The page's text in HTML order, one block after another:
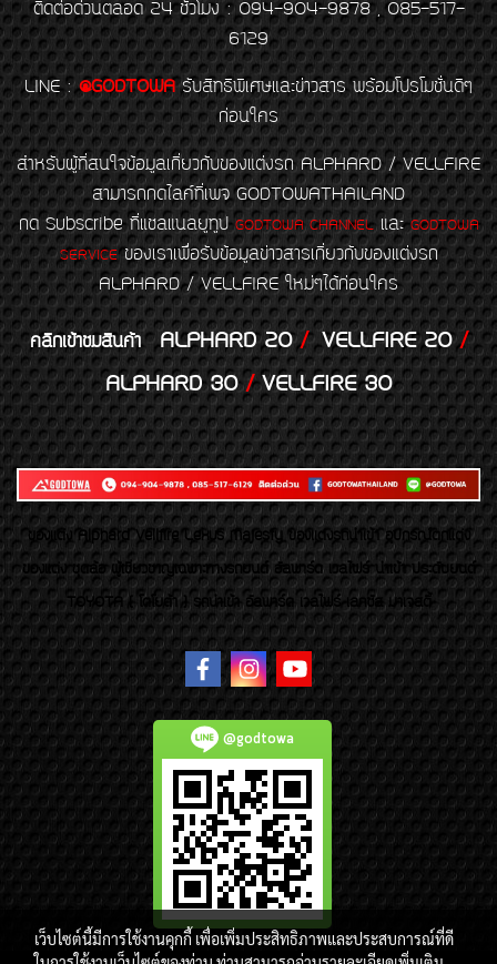
ติดต่อด่วนตลอด 24 ชั่วโมง : 094-904-9878 , 085-517-
6129
LINE : @GODTOWA รับสิทธิพิเศษและข่าวสาร พร้อมโปรโมชั่นดีๆ
ก่อนใคร
สำหรับผู้ที่สนใจข้อมูลเกี่ยวกับของแต่งรถ ALPHARD / VELLFIRE
สามารถกดไลค์ที่เพจ GODTOWATHAILAND
กด Subscribe ที่แชลแนลยูทูป GODTOWA CHANNELและGODTOWA
SERVICEของเราเพื่อรับข้อมูลข่าวสารเกี่ยวกับของแต่งรถ
ALPHARD / VELLFIRE ใหม่ๆได้ก่อนใคร
คลิกเข้าชมสินค้า ALPHARD 20/VELLFIRE 20/
ALPHARD 30/VELLFIRE 30
ของเเต่ง Alphard Vellfire Lexus Majesty ของเเต่งรถนำเข้า อุปกรณ์ตกแต่ง
ของแต่ง ชุดล้อ ผู้เชี่ยวชาญเฉพาะทางรถยนต์ อัลพาร์ด เวลไฟร์ นำเข้า ประดับยนต์
TOYOTA ( โตโยต้า ) รถนำเข้า อัลพาร์ด เวลไฟร์ เลกซัส มาเจสตี้
@godtowa
เว็บไซต์นี้มีการใช้งานคุกกี้ เพื่อเพิ่มประสิทธิภาพและประสบการณ์ที่ดี